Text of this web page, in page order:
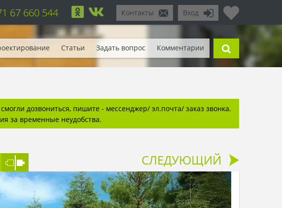
Вход
Контакты
67 660 544
Статьи Задать вопрос Комментарии
дозвониться, пишите - мессенджер/ эл.почта/ заказ звонка.
за временные неудобства.
СЛЕДУЮЩИЙ